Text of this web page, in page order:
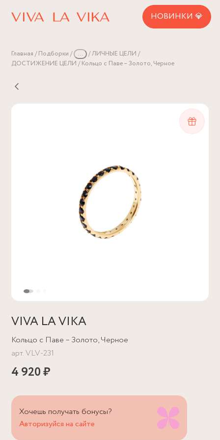
НОВИНКИ 💎
Главная Подборки ...
ЛИЧНЫЕ ЦЕЛИ
ДОСТИЖЕНИЕ ЦЕЛИ
Кольцо с Паве – Золото, Черное
VIVA LA VIKA
Кольцо с Паве – Золото, Черное
арт.VLV-231
4 920 ₽
Хочешь получать бонусы?
Авторизуйся на сайте